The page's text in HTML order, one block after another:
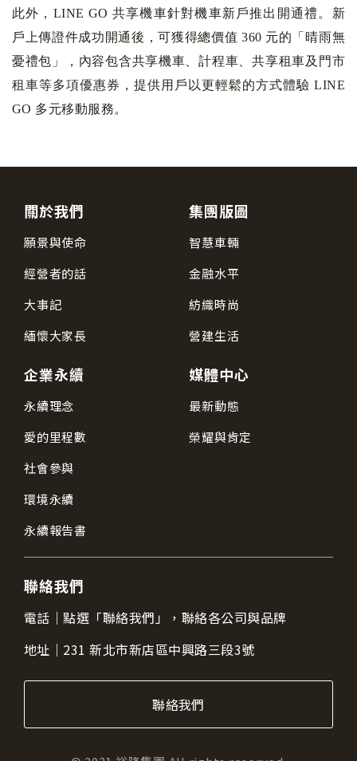
此外，LINE GO 共享機車針對機車新戶推出開通禮。新
戶上傳證件成功開通後，可獲得總價值 360 元的「晴雨無
憂禮包」，內容包含共享機車、計程車、共享租車及門市
租車等多項優惠券，提供用戶以更輕鬆的方式體驗 LINE
GO 多元移動服務。
關於我們
願景與使命
經營者的話
大事記
緬懷大家長
集團版圖
智慧車輛
金融水平
紡織時尚
營建生活
企業永續
永續理念
愛的里程數
社會參與
環境永續
永續報告書
媒體中心
最新動態
榮耀與肯定
聯絡我們
電話｜點選「聯絡我們」，聯絡各公司與品牌
地址｜ 231 新北市新店區中興路三段3號
聯絡我們